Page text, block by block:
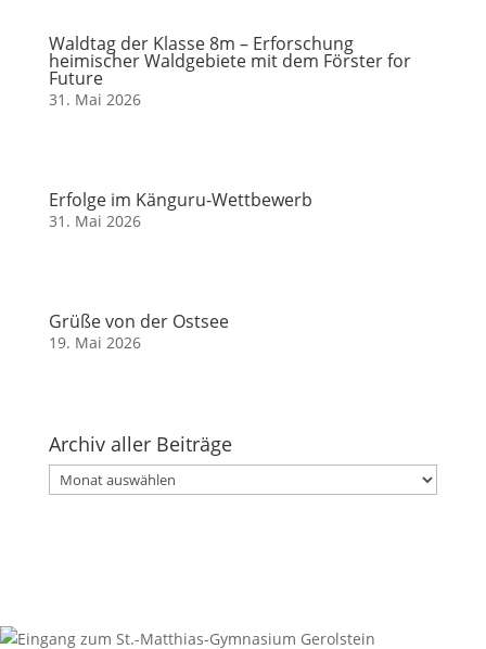
Waldtag der Klasse 8m – Erforschung
heimischer Waldgebiete mit dem Förster for
Future
31. Mai 2026
Erfolge im Känguru-Wettbewerb
31. Mai 2026
Grüße von der Ostsee
19. Mai 2026
Archiv aller Beiträge
Archiv
aller